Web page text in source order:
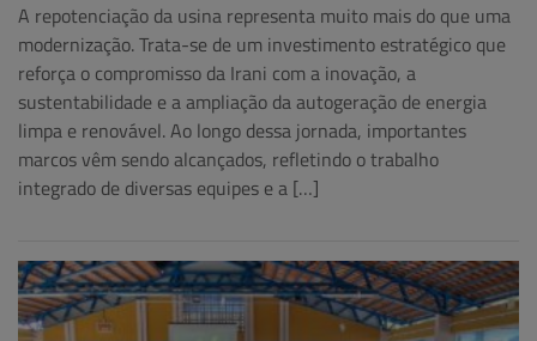
A repotenciação da usina representa muito mais do que uma
modernização. Trata-se de um investimento estratégico que
reforça o compromisso da Irani com a inovação, a
sustentabilidade e a ampliação da autogeração de energia
limpa e renovável. Ao longo dessa jornada, importantes
marcos vêm sendo alcançados, refletindo o trabalho
integrado de diversas equipes e a […]